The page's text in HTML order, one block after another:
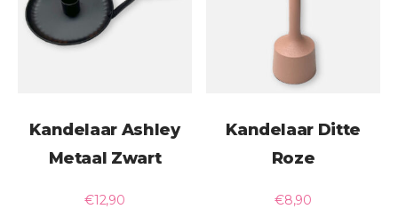
Kandelaar Ashley
Metaal Zwart
€12,90
Kandelaar Ditte
Roze
€8,90